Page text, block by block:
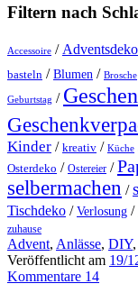
Filtern nach
Accessoire / Adventsdeko
basteln /Blumen / Brosche
Geburtstag /
Kinder / kreativ / Küche
Osterdeko / Ostereier /
selbermachen /
Tischdeko /Verlosung /
zuhause
Advent, Anlässe, DIY,
Veröffentlicht am 19/
Kommentare 14